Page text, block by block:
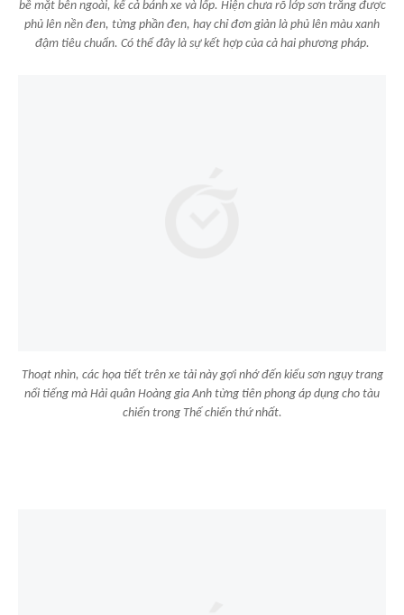
bề mặt bên ngoài, kể cả bánh xe và lốp. Hiện chưa rõ lớp sơn trắng được
phủ lên nền đen, từng phần đen, hay chỉ đơn giản là phủ lên màu xanh
đậm tiêu chuẩn. Có thể đây là sự kết hợp của cả hai phương pháp.
Thoạt nhìn, các họa tiết trên xe tải này gợi nhớ đến kiểu sơn ngụy trang
nổi tiếng mà Hải quân Hoàng gia Anh từng tiên phong áp dụng cho tàu
chiến trong Thế chiến thứ nhất.